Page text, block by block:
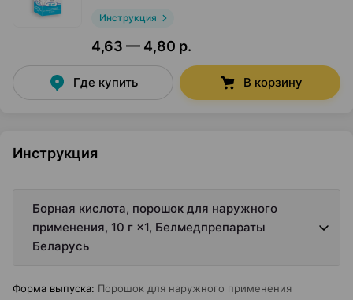
Инструкция
4,63 — 4,80 р.
Где купить В корзину
Инструкция
Борная кислота, порошок для наружного
применения, 10 г ×1, Белмедпрепараты
Беларусь
Форма выпуска: Порошок для наружного применения